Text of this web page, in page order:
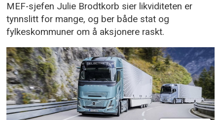
MEF-sjefen Julie Brodtkorb sier likviditeten er
tynnslitt for mange, og ber både stat og
fylkeskommuner om å aksjonere raskt.